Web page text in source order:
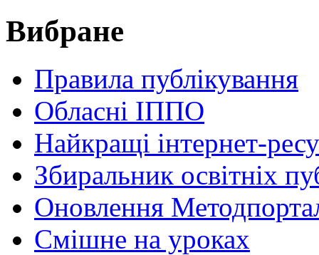
Вибране
Правила публікування
Обласні ІППО
Найкращі інтернет-
Збиральник освітніх
Оновлення
Cмішне на уроках